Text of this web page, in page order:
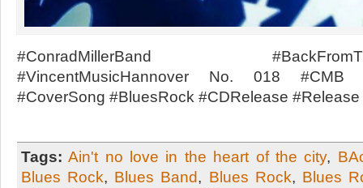
#ConradMillerBand
#VincentMusicHannover No. 018 #CMB
#CoverSong #BluesRock #CDRelease #Release
Tags: Ain't no love in the heart of the city,
Blues Rock, Blues Band, Blues Rock, Blues